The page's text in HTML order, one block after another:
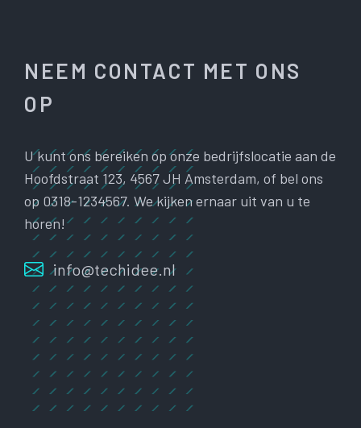
NEEM CONTACT MET ONS
OP
U kunt ons bereiken op onze bedrijfslocatie aan de
Hoofdstraat 123, 4567 JH Amsterdam, of bel ons
op 0318-1234567. We kijken ernaar uit van u te
horen!
info@techidee.nl